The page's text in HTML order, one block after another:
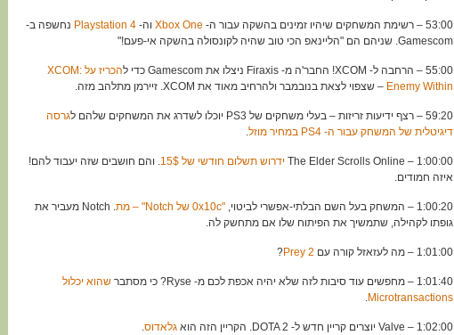
53:00 – רשימת המשחקים שיהיו זמינים בהשקה עבור ה- Xbox One וה- Playstation 4 נחשפה ב-
Gamescom. שניהם הם "הליינאפ הכי טוב שהיה לקונסולה בהשקה אי-פעם!"
55:00 – הרחבה ל- XCOM! החבר'ה מ- Firaxis ניצלו את Gamescom כדי ל
הכריז על XCOM:
Enemy Within – שצפוי לצאת בנובמבר ולהרחיב מאוד את XCOM. זיירמן מתלהב מזה.
59:20 – רצף ידיעות זריזות – בעלי משחקים של PS3 יוכלו לשדרג את המשחקים שלהם ל
גרסה
דיגיטלית של המשחק עבור ה- PS4 במחיר מוזל
.
1:00:00 – The Elder Scrolls Online ידרוש תשלום חודשי של 15$
. והם חושבים שזה יעבוד להם!
איזה חמודים.
1:00:20 – המשחק בעל השם הבלתי-אפשרי לביטוי, "0x10c של Notch" – מת
. Notch מעביר את
גופתו לקהילה, שתמשיך את הפיתוח שלו אם מתחשק לה.
1:01:00 – מה לעזאזל קורה עם Prey 2
?
1:01:40 – מחפשים עוד סיבות לזה שלא יהיה אכפת לכם מ- Ryse? כי מסתבר
שהוא יכלול
Microtransactions
.
1:02:00 – Valve יוצרים קריין חדש ל- DOTA 2. הקריין הזה הוא גלאדוס.